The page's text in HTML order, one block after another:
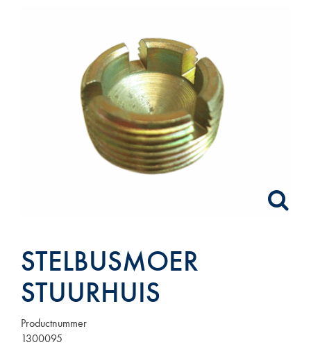
STELBUSMOER
STUURHUIS
Productnummer
1300095